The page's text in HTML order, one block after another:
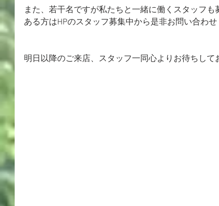
また、若干名ですが私たちと一緒に働くスタッフ
ある方はHPのスタッフ募集中から是非お問い合わ
明日以降のご来店、スタッフ一同心よりお待ちして